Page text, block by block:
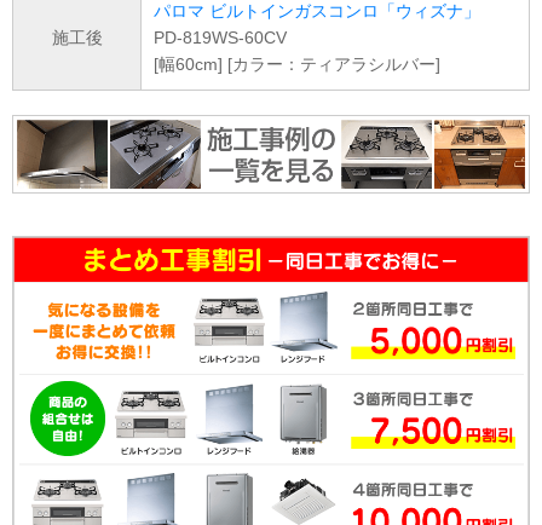
施工後
パロマ ビルトインガスコンロ「ウィズナ」
PD-819WS-60CV
[幅60cm] [カラー：ティアラシルバー]